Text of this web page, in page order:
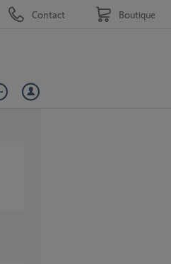
Contact Boutique